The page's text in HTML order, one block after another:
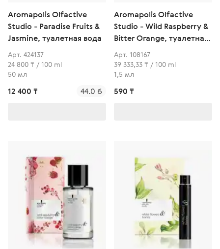
Aromapolis Olfactive
Studio - Paradise Fruits &
Jasmine, туалетная вода
Арт. 424137
24 800 ₸ / 100 ml
50 мл
12 400 ₸ 44.0 б
Aromapolis Olfactive
Studio - Wild Raspberry &
Bitter Orange, туалетная
вода
Арт. 108167
39 333,33 ₸ / 100 ml
1,5 мл
590 ₸